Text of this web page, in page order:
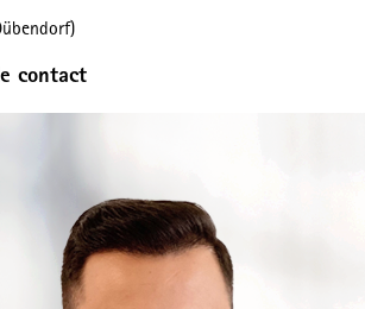
contact